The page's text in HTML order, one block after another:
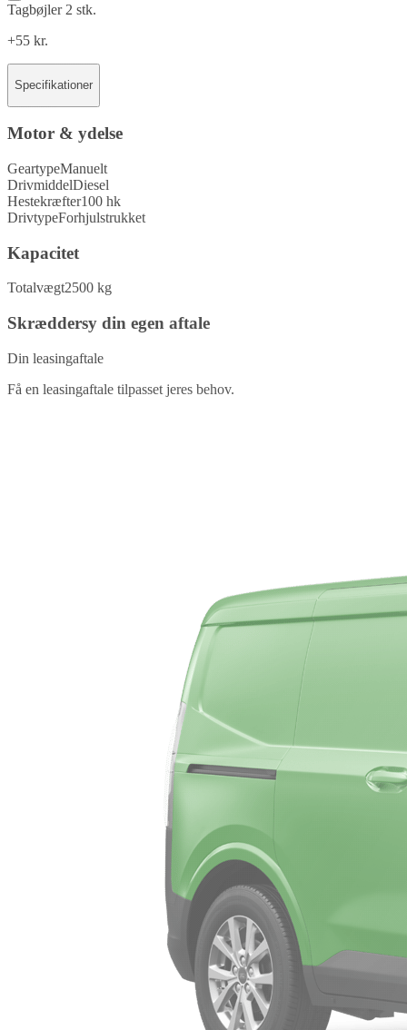
Tagbøjler 2 stk.
+55 kr.
Specifikationer
Motor & ydelse
GeartypeManuelt
DrivmiddelDiesel
Hestekræfter100 hk
DrivtypeForhjulstrukket
Kapacitet
Totalvægt2500 kg
Skræddersy din egen aftale
Din leasingaftale
Få en leasingaftale tilpasset jeres behov.